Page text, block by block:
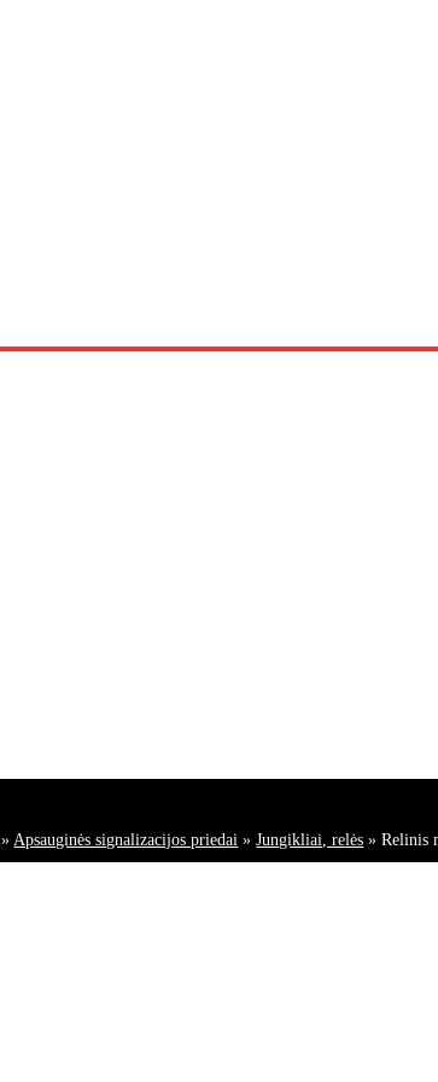
»Apsauginės signalizacijos priedai »Jungikliai, relės »Relinis